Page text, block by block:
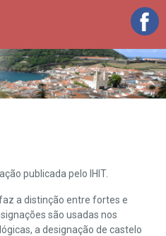
publicada pelo IHIT.
a distinção entre fortes e
são usadas nos
a designação de castelo